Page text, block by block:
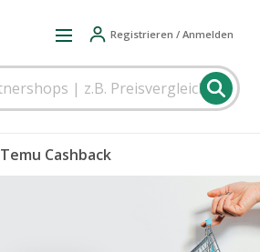
Registrieren / Anmelden
Temu Cashback